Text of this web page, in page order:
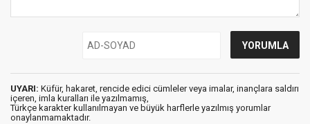
UYARI: Küfür, hakaret, rencide edici cümleler veya imalar, inançlara saldırı
içeren, imla kuralları ile yazılmamış,
Türkçe karakter kullanılmayan ve büyük harflerle yazılmış yorumlar
onaylanmamaktadır.